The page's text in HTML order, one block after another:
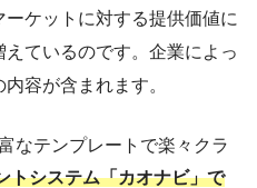
ケットに対する提供価値に
ているのです。企業によっ
容が含まれます。
なテンプレートで楽々クラ
トシステム「カオナビ」で